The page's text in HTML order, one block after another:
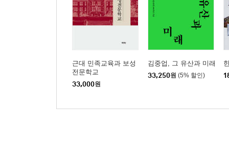
근대 민족교육과 보성
전문학교
33,000원
김중업, 그 유산과 미래
33,250원 (5% 할인)